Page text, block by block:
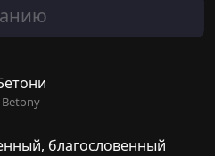
Betony
благословенный